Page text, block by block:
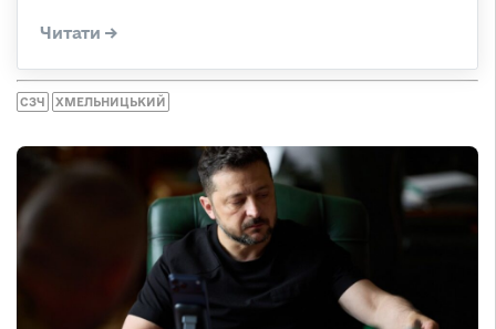
СЗЧ ХМЕЛЬНИЦЬКИЙ